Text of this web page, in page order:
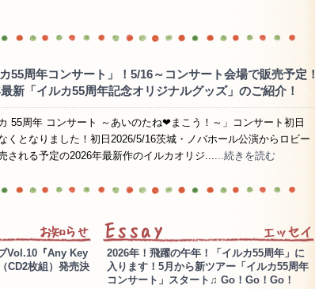
カ55周年コンサート」！5/16～コンサート会場で販売予定！
新「イルカ55周年記念オリジナルグッズ」のご紹介！
カ 55周年 コンサート ～あいのたね❤まこう！～」コンサート初日
くとなりました！初日2026/5/16茨城・ノバホール公演からロビー
される予定の2026年最新作のイルカオリジ......続きを読む
Vol.10『Any Key
CD2枚組）発売決
2026年！飛躍の午年！「イルカ55周年」に
入ります！5月から新ツアー「イルカ55周年
コンサート」スタート♫ Go！Go！Go！